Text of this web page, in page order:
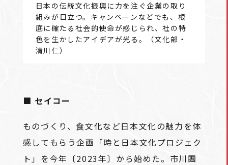
日本の伝統文化振興に力を注ぐ企業の取り
組みが目立つ。キャンペーンなどでも、根
底に確たる社会的使命が感じられ、社の特
色を生かしたアイデアが光る。（文化部・
清川仁）
■ セイコー
ものづくり、食文化など日本文化の魅力を体
感してもらう企画「時と日本文化プロジェク
ト」を今年〔2023年〕から始めた。市川團